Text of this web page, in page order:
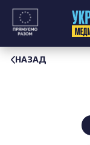
Перейти
контенту
НАЗАД